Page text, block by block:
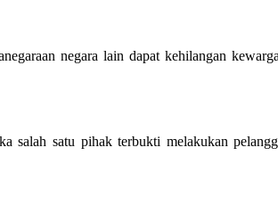
negara lain dapat kehilangan
satu pihak terbukti melakukan